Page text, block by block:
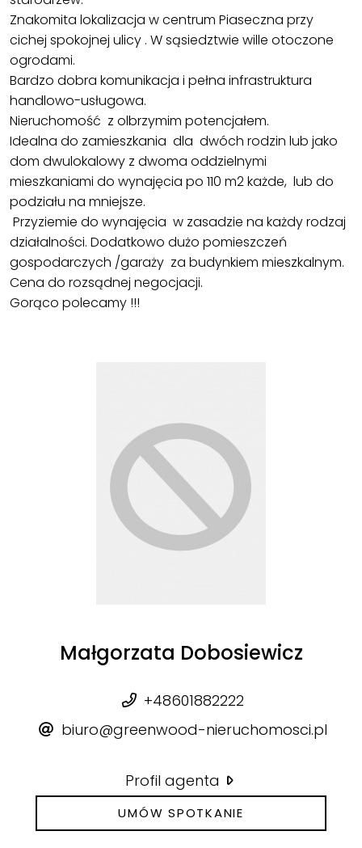
Znakomita lokalizacja w centrum Piaseczna przy
cichej spokojnej ulicy . W sąsiedztwie wille otoczone
ogrodami.
Bardzo dobra komunikacja i pełna infrastruktura
handlowo-usługowa.
Nieruchomość z olbrzymim potencjałem.
Idealna do zamieszkania dla dwóch rodzin lub jako
dom dwulokalowy z dwoma oddzielnymi
mieszkaniami do wynajęcia po 110 m2 każde, lub do
podziału na mniejsze.
Przyziemie do wynajęcia w zasadzie na każdy rodzaj
działalności. Dodatkowo dużo pomieszczeń
gospodarczych /garaży za budynkiem mieszkalnym.
Cena do rozsądnej negocjacji.
Gorąco polecamy !!!
Małgorzata Dobosiewicz
+48601882222
biuro@greenwood-nieruchomosci.pl
Profil agenta
UMÓW SPOTKANIE